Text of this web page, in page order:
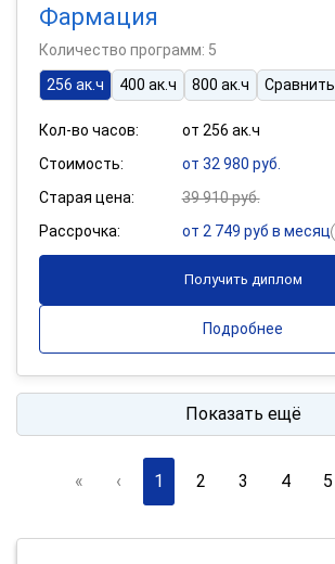
Фармация
Количество программ: 5
256 ак.ч
400 ак.ч 800 ак.ч Сравнить
Кол-во часов:
от 256 ак.ч
Стоимость:
от 32 980 руб.
Старая цена:
39 910 руб.
Рассрочка:
от 2 749 руб в месяц
Получить диплом
Подробнее
Показать ещё
« ‹ 1 2 3 4 5